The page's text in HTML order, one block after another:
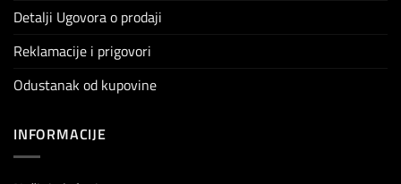
Detalji Ugovora o prodaji
Reklamacije i prigovori
Odustanak od kupovine
INFORMACIJE